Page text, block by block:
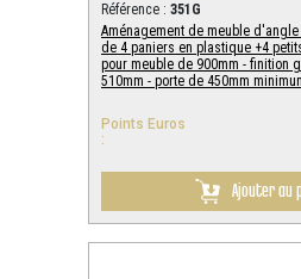
Référence : 351G
Aménagement de meuble
de 4 paniers en plastique +4
pour meuble de 900mm - finition
510mm - porte de 450mm
Points Euros
:
Ajouter au